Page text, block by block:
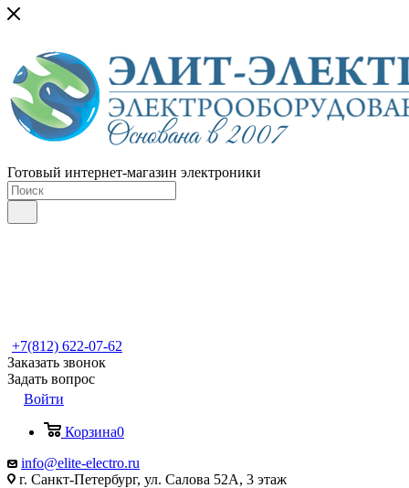
Готовый интернет-магазин электроники
+7(812) 622-07-62
Заказать звонок
Задать вопрос
Войти
Корзина0
info@elite-electro.ru
г. Санкт-Петербург, ул. Салова 52А, 3 этаж